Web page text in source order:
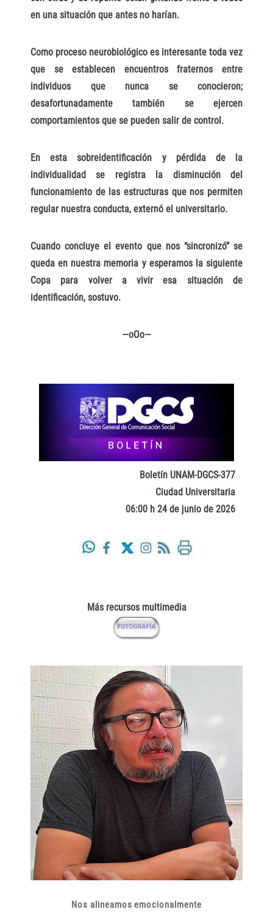
en una situación que antes no harían.
Como proceso neurobiológico es interesante toda vez
que se establecen encuentros fraternos entre
individuos que nunca se conocieron;
desafortunadamente también se ejercen
comportamientos que se pueden salir de control.
En esta sobreidentificación y pérdida de la
individualidad se registra la disminución del
funcionamiento de las estructuras que nos permiten
regular nuestra conducta, externó el universitario.
Cuando concluye el evento que nos “sincronizó” se
queda en nuestra memoria y esperamos la siguiente
Copa para volver a vivir esa situación de
identificación, sostuvo.
—oOo—
Boletín UNAM-DGCS-377
Ciudad Universitaria
06:00 h 24 de junio de 2026
Más recursos multimedia
Nos alineamos emocionalmente